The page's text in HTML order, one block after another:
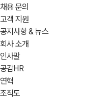
채용 문의
고객 지원
공지사항 & 뉴스
회사 소개
인사말
공감HR
연혁
조직도